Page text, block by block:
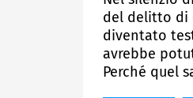
del delitto di
diventato
avrebbe
Perché quel